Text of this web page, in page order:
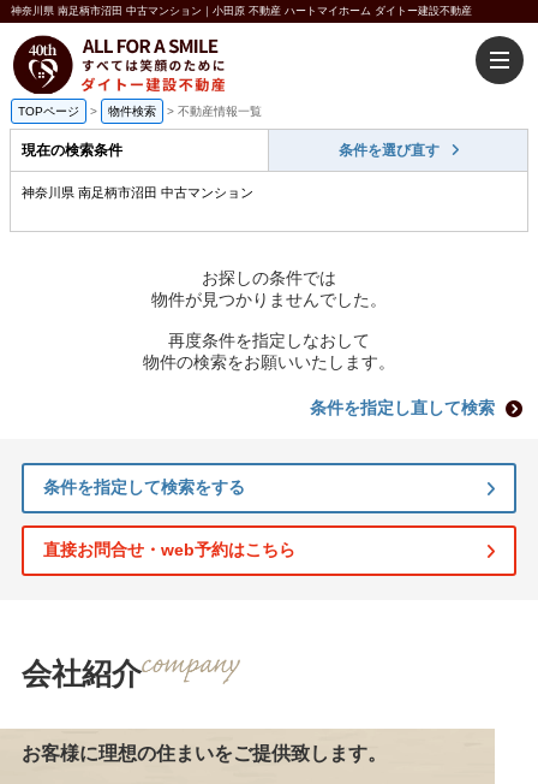
神奈川県 南足柄市沼田 中古マンション｜小田原 不動産 ハートマイホーム ダイトー建設不動産
TOPページ > 物件検索 > 不動産情報一覧
現在の検索条件 条件を選び直す
神奈川県 南足柄市沼田 中古マンション
お探しの条件では
物件が見つかりませんでした。
再度条件を指定しなおして
物件の検索をお願いいたします。
条件を指定し直して検索
条件を指定して検索をする
直接お問合せ・web予約はこちら
会社紹介
お客様に理想の住まいをご提供致します。